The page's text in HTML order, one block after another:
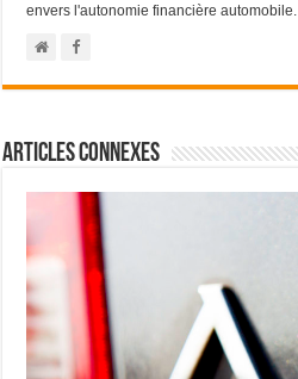
envers l'autonomie financière automobile.
Articles connexes